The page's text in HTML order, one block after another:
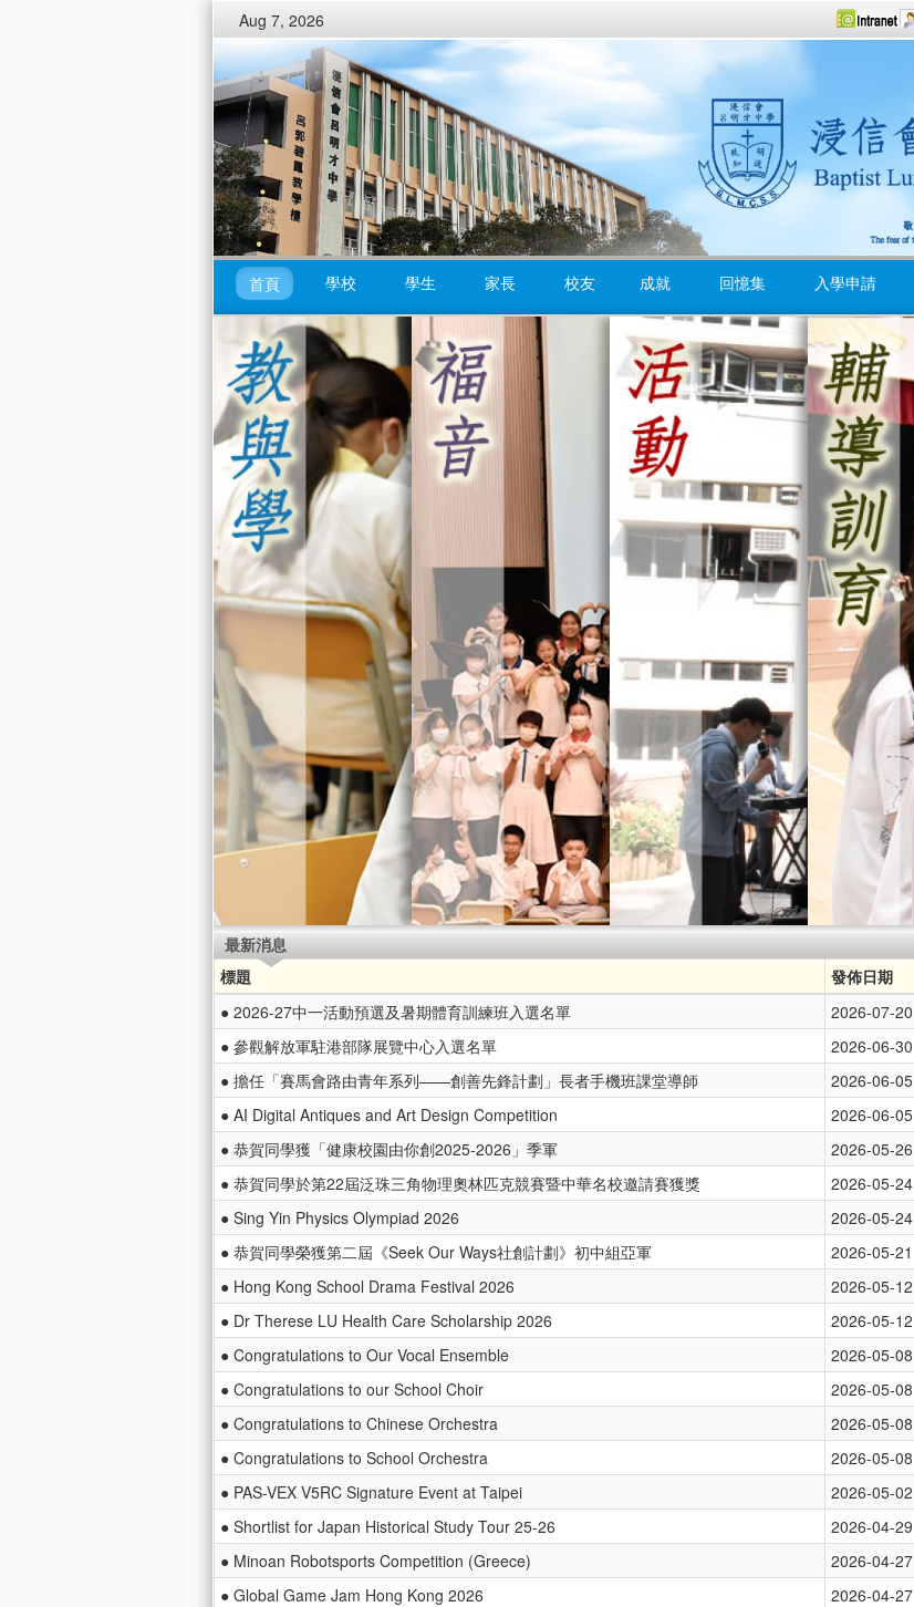
Aug 7, 2026
首頁 學校 學生 家長 校友 成就 回憶集 入學申請
寓學習於閱讀
全方位學習
資優教育
[ 我們的信念 ]
最新消息
標題
發佈日期
● 2026-27中一活動預選及暑期體育訓練班入選名單
2026-07-20
● 參觀解放軍駐港部隊展覽中心入選名單
2026-06-30
● 擔任「賽馬會路由青年系列——創善先鋒計劃」長者手機班課堂導師
2026-06-05
● AI Digital Antiques and Art Design Competition
2026-06-05
● 恭賀同學獲「健康校園由你創2025-2026」季軍
2026-05-26
● 恭賀同學於第22屆泛珠三角物理奧林匹克競賽暨中華名校邀請賽獲獎
2026-05-24
● Sing Yin Physics Olympiad 2026
2026-05-24
● 恭賀同學榮獲第二屆《Seek Our Ways社創計劃》初中組亞軍
2026-05-21
● Hong Kong School Drama Festival 2026
2026-05-12
● Dr Therese LU Health Care Scholarship 2026
2026-05-12
● Congratulations to Our Vocal Ensemble
2026-05-08
● Congratulations to our School Choir
2026-05-08
● Congratulations to Chinese Orchestra
2026-05-08
● Congratulations to School Orchestra
2026-05-08
● PAS-VEX V5RC Signature Event at Taipei
2026-05-02
● Shortlist for Japan Historical Study Tour 25-26
2026-04-29
● Minoan Robotsports Competition (Greece)
2026-04-27
● Global Game Jam Hong Kong 2026
2026-04-27